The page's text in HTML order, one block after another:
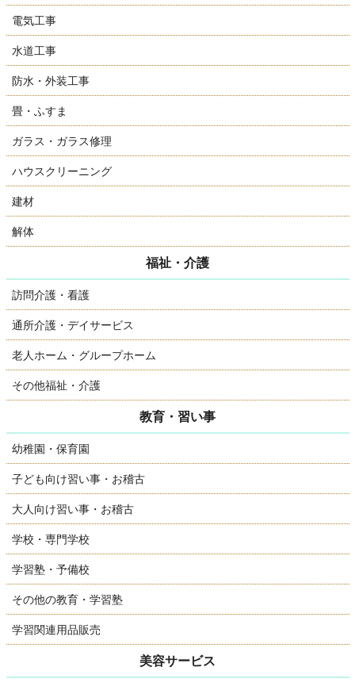
電気工事
水道工事
防水・外装工事
畳・ふすま
ガラス・ガラス修理
ハウスクリーニング
建材
解体
福祉・介護
訪問介護・看護
通所介護・デイサービス
老人ホーム・グループホーム
その他福祉・介護
教育・習い事
幼稚園・保育園
子ども向け習い事・お稽古
大人向け習い事・お稽古
学校・専門学校
学習塾・予備校
その他の教育・学習塾
学習関連用品販売
美容サービス